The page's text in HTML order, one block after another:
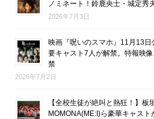
ノミネート！鈴鹿央士・城定秀
2026年7月3日
映画『呪いのスマホ』11月13
要キャスト7人が解禁。特報映
禁
2026年7月2日
【全校生徒が絶叫と熱狂！】板
MOMONA(ME:I)ら豪華キャス